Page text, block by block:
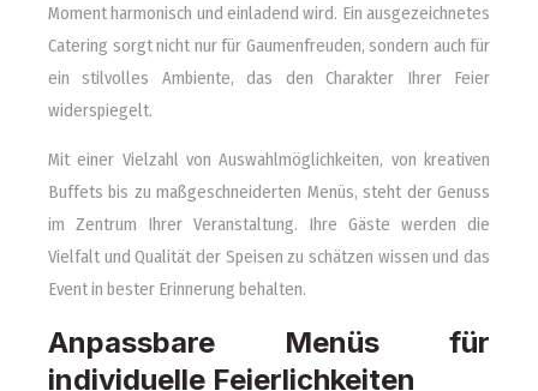
Moment harmonisch und einladend wird. Ein ausgezeichnetes
Catering sorgt nicht nur für Gaumenfreuden, sondern auch für
ein stilvolles Ambiente, das den Charakter Ihrer Feier
widerspiegelt.
Mit einer Vielzahl von Auswahlmöglichkeiten, von kreativen
Buffets bis zu maßgeschneiderten Menüs, steht der Genuss
im Zentrum Ihrer Veranstaltung. Ihre Gäste werden die
Vielfalt und Qualität der Speisen zu schätzen wissen und das
Event in bester Erinnerung behalten.
Anpassbare Menüs für
individuelle Feierlichkeiten